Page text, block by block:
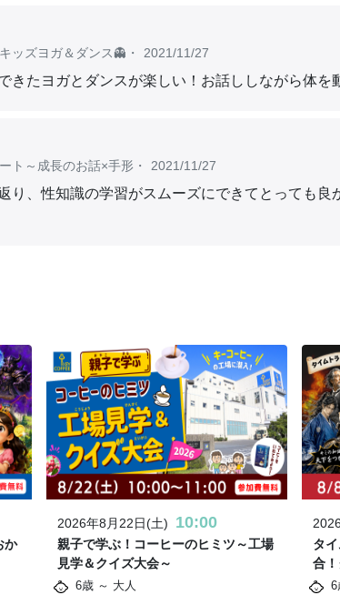
ッズヨガ＆ダンス👻 ・ 2021/11/27
きたヨガとダンスが楽しい！お話ししながら体を
ト～成長のお話×手形 ・ 2021/11/27
り、性知識の学習がスムーズにできてとっても
か
2026年8月22日(土) 10:00
親子で学ぶ！コーヒーのヒミツ～工場
見学＆クイズ大会～
6歳 ～ 大人
タ
合
6